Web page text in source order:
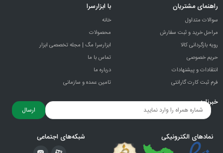
راهنمای مشتریان
سوالات متداول
مراحل خرید و ثبت سفارش
رویه بازگردانی کالا
حریم خصوصی
انتقادات و پيشنهادات
فرم ثبت کارت گارانتی
با ابزارسرا
خانه
محصولات
ابزارسرا مگ | مجله تخصصی ابزار
تماس با ما
درباره ما
تامین عمده و سازمانی
خبرنامه
ارسال
نمادهای الکترونیکی شبکه‌های اجتماعی